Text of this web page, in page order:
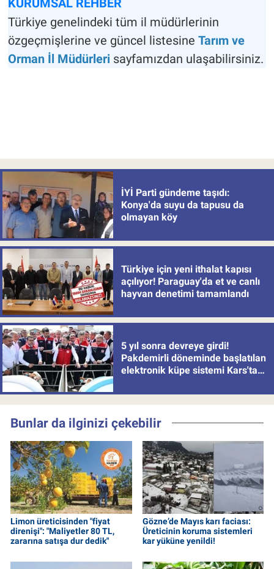
KURUMSAL REHBER
Türkiye genelindeki tüm il müdürlerinin
özgeçmişlerine ve güncel listesine Tarım ve
Orman İl Müdürleri sayfamızdan ulaşabilirsiniz.
İYİ Parti gündeme taşıdı:
Konya'da suyu da tapusu da
olmayan köy
Türkiye için yeni ithalat kapısı
açılıyor! Paraguay'da et ve canlı
hayvan denetimi tamamlandı
5 yıl sonra devreye girdi!
Pakdemirli döneminde başlatılan
elektronik küpe sistemi Kars'tan
Bunlar da ilginizi çekebilir
Limon üreticisinden "fiyat
direnişi": "Maliyetler 80 TL,
zararına satışa dur dedik"
Gözne’de Mayıs karı faciası:
Üreticinin koruma sistemleri
kar yüküne yenildi!